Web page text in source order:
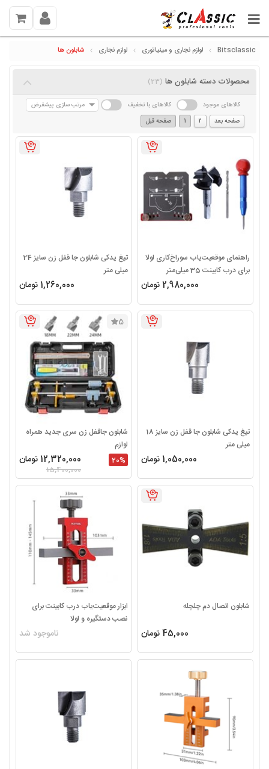
Bitsclassic لوازم نجاری و مینیاتوری لوازم نجاری شابلون ها
محصولات دسته شابلون ها (23)
کالاهای موجود کالاهای با تخفیف
مرتب سازی پیشفرض
صفحه قبل
1 2 صفحه بعد
راهنمای موقعیت‌یاب سوراخ‌کاری لولا
برای درب کابینت 35 میلی‌متر
2,980,000 تومان
تیغ یدکی شابلون جا قفل زن سایز 24
میلی متر
1,260,000 تومان
تیغ یدکی شابلون جا قفل زن سایز 18
میلی متر
1,050,000 تومان
5
شابلون جاقفل زن سری جدید همراه
لوازم
%
20 12,320,000 تومان
15,400,000
شابلون اتصال دم چلچله
45,000 تومان
ابزار موقعیت‌یاب درب کابینت برای
نصب دستگیره و لولا
ناموجود شد